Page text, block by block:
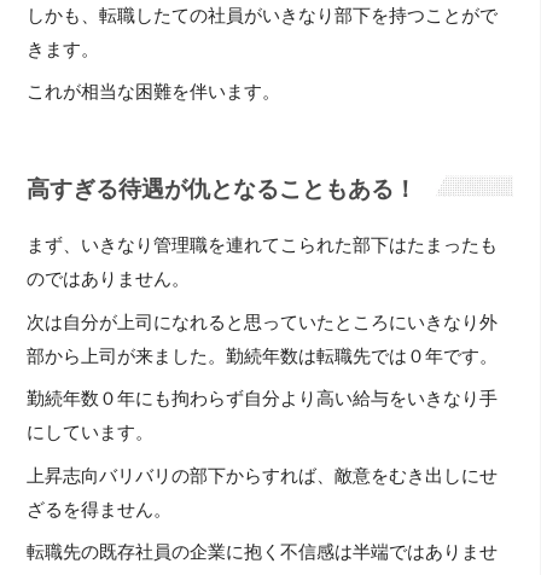
しかも、転職したての社員がいきなり部下を持つことがで
きます。
これが相当な困難を伴います。
高すぎる待遇が仇となることもある！
まず、いきなり管理職を連れてこられた部下はたまったも
のではありません。
次は自分が上司になれると思っていたところにいきなり外
部から上司が来ました。勤続年数は転職先では０年です。
勤続年数０年にも拘わらず自分より高い給与をいきなり手
にしています。
上昇志向バリバリの部下からすれば、敵意をむき出しにせ
ざるを得ません。
転職先の既存社員の企業に抱く不信感は半端ではありませ